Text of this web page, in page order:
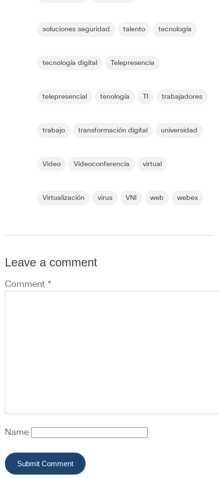
soluciones seguridad talento tecnología
tecnología digital Telepresencia
telepresencial tenología trabajadores
trabajo transformación digital universidad
Video Videoconferencia virtual
Virtualización virus VNI web webex
Leave a comment
Comment *
Name